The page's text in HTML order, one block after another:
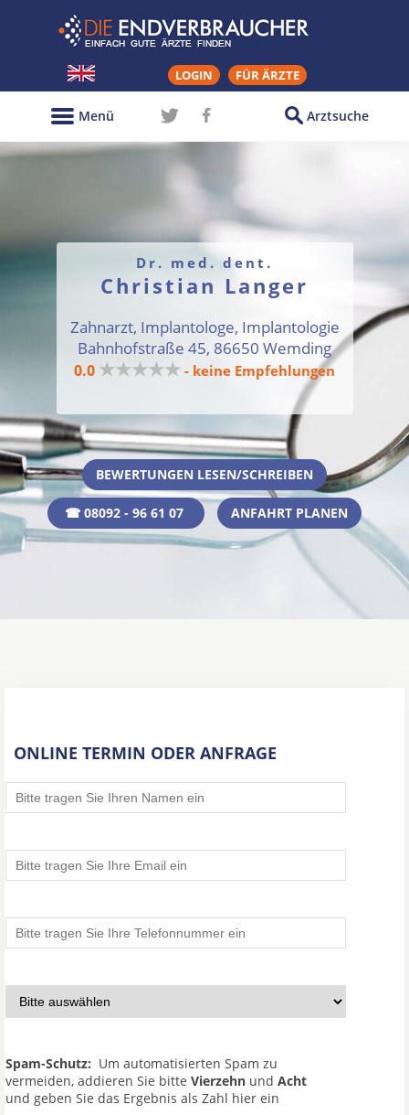
LOGIN FÜR ÄRZTE
Arztsuche
Menü
Dr. med. dent.
Christian Langer
Zahnarzt, Implantologe, Implantologie
Bahnhofstraße 45, 86650 Wemding
0.0 ★★★★★ - keine Empfehlungen
BEWERTUNGEN LESEN/SCHREIBEN
☎ 08092 - 96 61 07 ANFAHRT PLANEN
ONLINE TERMIN ODER ANFRAGE
Spam-Schutz: Um automatisierten Spam zu
vermeiden, addieren Sie bitte Vierzehn und Acht
und geben Sie das Ergebnis als Zahl hier ein